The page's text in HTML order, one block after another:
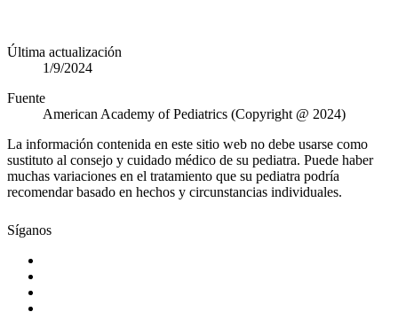
Última actualización
1/9/2024
Fuente
American Academy of Pediatrics (Copyright @ 2024)
La información contenida en este sitio web no debe usarse como
sustituto al consejo y cuidado médico de su pediatra. Puede haber
muchas variaciones en el tratamiento que su pediatra podría
recomendar basado en hechos y circunstancias individuales.
Síganos